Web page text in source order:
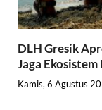
DLH Gresik
Jaga
Kamis, 6 Agustus